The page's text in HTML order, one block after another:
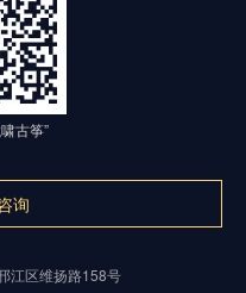
古筝”
询
江区维扬路158号